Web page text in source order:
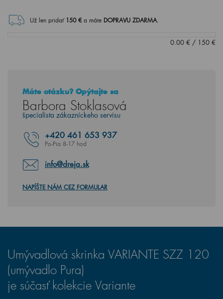
Už len pridať 150€ a máte DOPRAVU ZDARMA.
0.00 € / 150 €
Máte otázku? Opýtajte sa
Barbora Stoklasová
špecialista zákazníckeho servisu
+420 461 653 937
Po-Pia 8-17 hod
info@dreja.sk
NAPÍŠTE NÁM CEZ FORMULAR
Umývadlová skrinka VARIANTE SZZ 120
(umývadlo Pura)
je súčasť kolekcie Variante